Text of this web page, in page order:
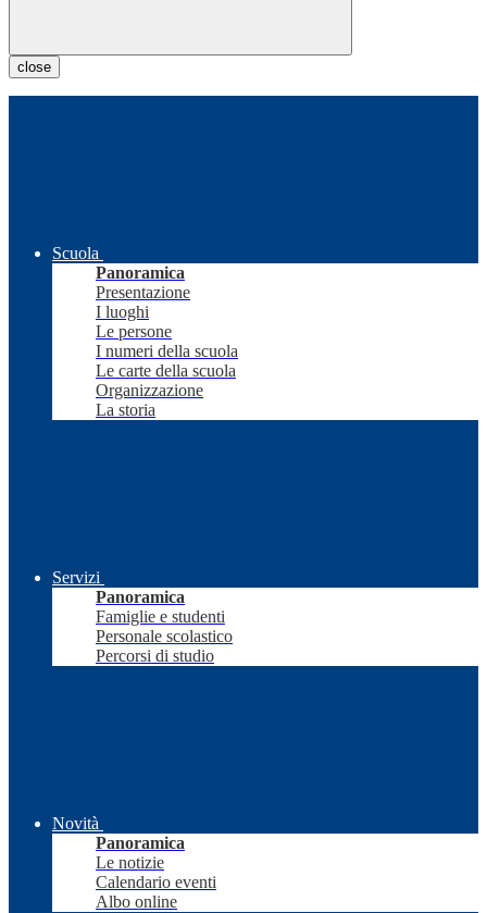
close
Scuola
Panoramica
Presentazione
I luoghi
Le persone
I numeri della scuola
Le carte della scuola
Organizzazione
La storia
Servizi
Panoramica
Famiglie e studenti
Personale scolastico
Percorsi di studio
Novità
Panoramica
Le notizie
Calendario eventi
Albo online